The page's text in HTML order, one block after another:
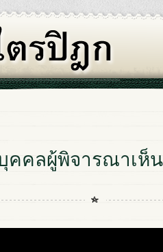
คคลผู้พิจารณาเห็